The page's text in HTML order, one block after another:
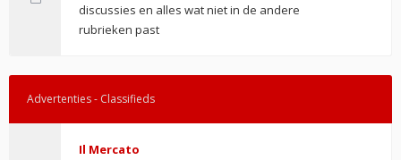
discussies en alles wat niet in de andere
rubrieken past
Advertenties - Classifieds
Il Mercato